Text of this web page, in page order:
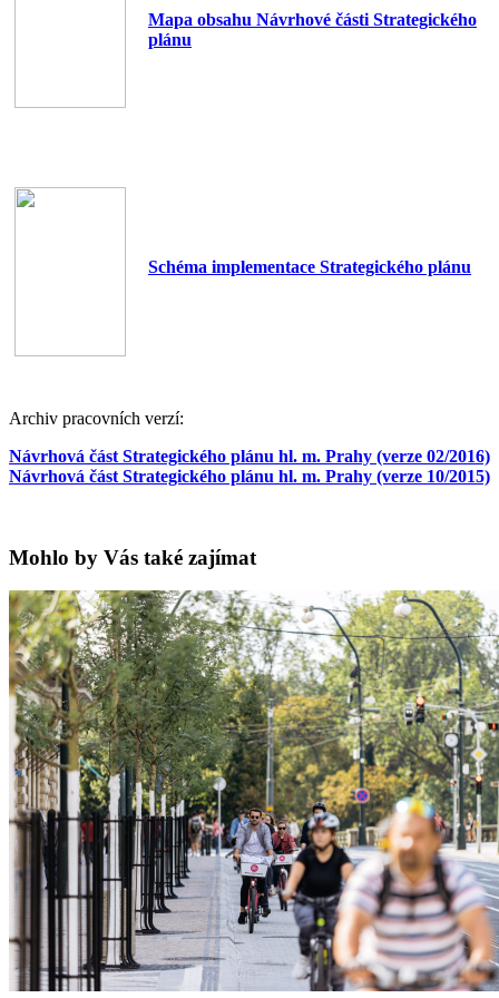
Mapa obsahu Návrhové části Strategického
plánu
Schéma implementace Strategického plánu
Archiv pracovních verzí:
Návrhová část Strategického plánu hl. m. Prahy (verze 02/2016)
Návrhová část Strategického plánu hl. m. Prahy (verze 10/2015)
Mohlo by Vás také zajímat